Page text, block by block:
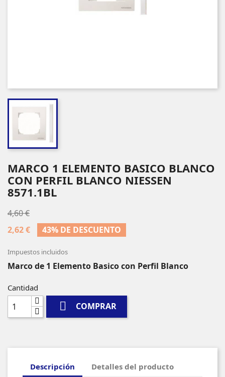
MARCO 1 ELEMENTO BASICO BLANCO
CON PERFIL BLANCO NIESSEN
8571.1BL
4,60 €
2,62 €
43% DE DESCUENTO
Impuestos incluidos
Marco de 1 Elemento Basico con Perfil Blanco
Cantidad
 COMPRAR
Descripción Detalles del producto